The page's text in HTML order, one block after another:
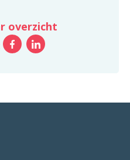
overzicht
Facebook
LinkedIn